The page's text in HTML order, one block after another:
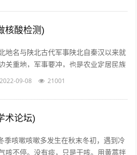
核酸检测)
地名与陕北古代军事陕北自秦汉以来就
关重地，军事要冲，也是农业定居民族
牧民族互相争夺的要地。历代统治者为
2022-09-08 21001
术论坛)
季咳嗽咳嗽多发生在秋末冬初，遇到冷
咳不停。没有痰，只是干咳。用黄蒿拌